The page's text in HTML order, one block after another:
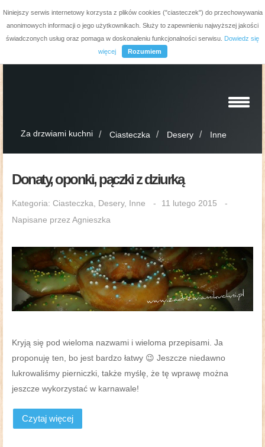
Za drzwiami kuchni Ciasteczka Desery Inne
Donaty, oponki, pączki z dziurką
Kategoria: Ciasteczka, Desery, Inne
11 lutego 2015
Napisane przezAgnieszka
Kryją się pod wieloma nazwami i wieloma przepisami. Ja
proponuję ten, bo jest bardzo łatwy 😉 Jeszcze niedawno
lukrowaliśmy pierniczki, także myślę, że tę wprawę można
jeszcze wykorzystać w karnawale!
Czytaj więcej
Niniejszy serwis internetowy korzysta z plików cookies ("ciasteczek") do przechowywania
anonimowych informacji o jego użytkownikach. Służy to zapewnieniu najwyższej jakości
świadczonych usług oraz pomaga w doskonaleniu funkcjonalności serwisu. Dowiedz się
więcej
Rozumiem